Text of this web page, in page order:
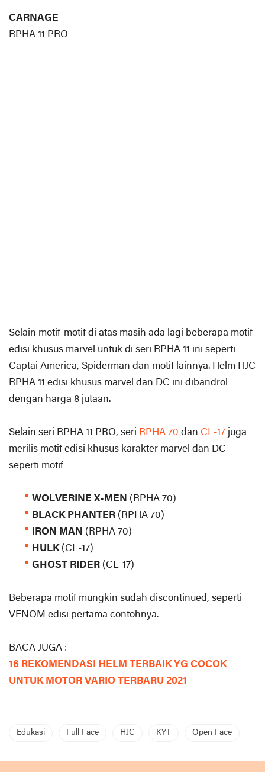
CARNAGE
RPHA 11 PRO
Selain motif-motif di atas masih ada lagi beberapa motif
edisi khusus marvel untuk di seri RPHA 11 ini seperti
Captai America, Spiderman dan motif lainnya. Helm HJC
RPHA 11 edisi khusus marvel dan DC ini dibandrol
dengan harga 8 jutaan.
Selain seri RPHA 11 PRO, seri RPHA 70 dan CL-17 juga
merilis motif edisi khusus karakter marvel dan DC
seperti motif
WOLVERINE X-MEN (RPHA 70)
BLACK PHANTER (RPHA 70)
IRON MAN (RPHA 70)
HULK (CL-17)
GHOST RIDER (CL-17)
Beberapa motif mungkin sudah discontinued, seperti
VENOM edisi pertama contohnya.
BACA JUGA :
16 REKOMENDASI HELM TERBAIK YG COCOK
UNTUK MOTOR VARIO TERBARU 2021
Edukasi Full Face HJC KYT Open Face